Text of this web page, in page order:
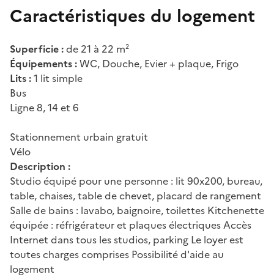
Caractéristiques du logement
Superficie :de 21 à 22 m²
Équipements :WC, Douche, Evier + plaque, Frigo
Lits :1 lit simple
Bus
Ligne 8, 14 et 6
Stationnement urbain gratuit
Vélo
Description :
Studio équipé pour une personne : lit 90x200, bureau,
table, chaises, table de chevet, placard de rangement
Salle de bains : lavabo, baignoire, toilettes Kitchenette
équipée : réfrigérateur et plaques électriques Accès
Internet dans tous les studios, parking Le loyer est
toutes charges comprises Possibilité d'aide au
logement